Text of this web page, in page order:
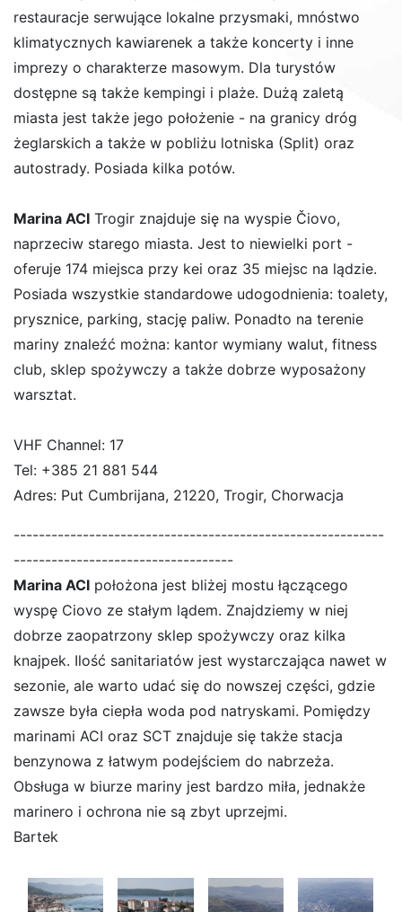
restauracje serwujące lokalne przysmaki, mnóstwo
klimatycznych kawiarenek a także koncerty i inne
imprezy o charakterze masowym. Dla turystów
dostępne są także kempingi i plaże. Dużą zaletą
miasta jest także jego położenie - na granicy dróg
żeglarskich a także w pobliżu lotniska (Split) oraz
autostrady. Posiada kilka potów.
Marina ACI Trogir znajduje się na wyspie Čiovo,
naprzeciw starego miasta. Jest to niewielki port -
oferuje 174 miejsca przy kei oraz 35 miejsc na lądzie.
Posiada wszystkie standardowe udogodnienia: toalety,
prysznice, parking, stację paliw. Ponadto na terenie
mariny znaleźć można: kantor wymiany walut, fitness
club, sklep spożywczy a także dobrze wyposażony
warsztat.
VHF Channel: 17
Tel: +385 21 881 544
Adres: Put Cumbrijana, 21220, Trogir, Chorwacja
-----------------------------------------------------------
-----------------------------------
Marina ACI położona jest bliżej mostu łączącego
wyspę Ciovo ze stałym lądem. Znajdziemy w niej
dobrze zaopatrzony sklep spożywczy oraz kilka
knajpek. Ilość sanitariatów jest wystarczająca nawet w
sezonie, ale warto udać się do nowszej części, gdzie
zawsze była ciepła woda pod natryskami. Pomiędzy
marinami ACI oraz SCT znajduje się także stacja
benzynowa z łatwym podejściem do nabrzeża.
Obsługa w biurze mariny jest bardzo miła, jednakże
marinero i ochrona nie są zbyt uprzejmi.
Bartek